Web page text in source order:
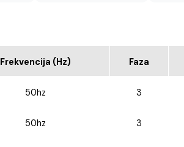
Frekvencija (Hz) Faza
50hz 3
50hz 3